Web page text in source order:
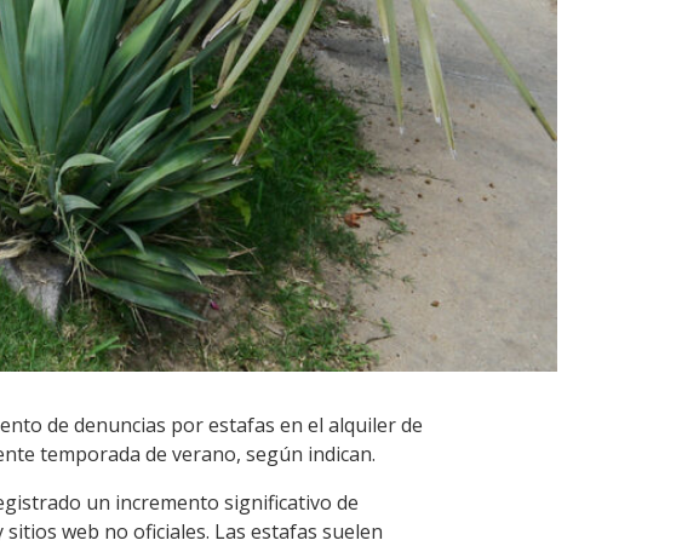
de denuncias por estafas en el alquiler de
temporada de verano, según indican.
un incremento significativo de
web no oficiales. Las estafas suelen